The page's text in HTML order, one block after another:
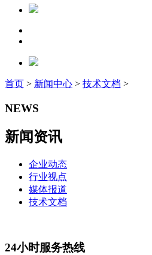
首页 > 新闻中心 > 技术文档 >
NEWS
新闻资讯
企业动态
行业视点
媒体报道
技术文档
24小时服务热线